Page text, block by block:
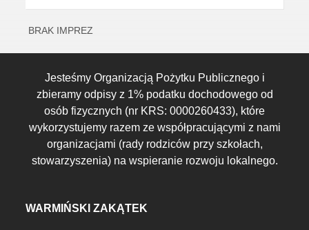
BRAK IMPREZ
Jesteśmy Organizacją Pożytku Publicznego i
zbieramy odpisy z 1% podatku dochodowego od
osób fizycznych (nr KRS: 0000260433), które
wykorzystujemy razem ze współpracującymi z nami
organizacjami (rady rodziców przy szkołach,
stowarzyszenia) na wspieranie rozwoju lokalnego.
WARMIŃSKI ZAKĄTEK